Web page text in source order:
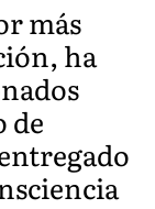
más
ha
de